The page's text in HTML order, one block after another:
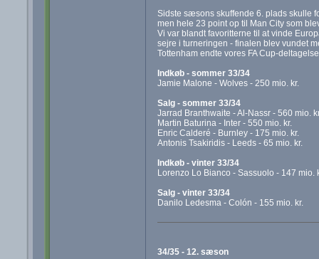
Sidste sæsons skuffende 6. plads skulle
men hele 23 point op til Man City som
Vi var blandt favoritterne til at vinde
sejre i turneringen - finalen blev vundet
Tottenham endte vores FA Cup-
Indkøb - sommer 33/34
Jamie Malone - Wolves - 250 mio. kr.
Salg - sommer 33/34
Jarrad Branthwaite - Al-Nassr - 560 mio.
Martin Baturina - Inter - 550 mio. kr.
Enric Calderé - Burnley - 175 mio. kr.
Antonis Tsakiridis - Leeds - 65 mio. kr.
Indkøb - vinter 33/34
Lorenzo Lo Bianco - Sassuolo - 147 mio.
Salg - vinter 33/34
Danilo Ledesma - Colón - 155 mio. kr.
34/35 - 12. sæson